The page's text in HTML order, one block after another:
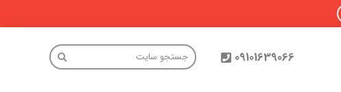
09101639066